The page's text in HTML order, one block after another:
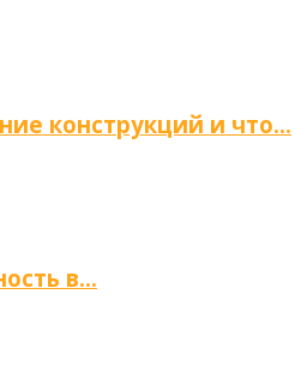
конструкций и что…
в…